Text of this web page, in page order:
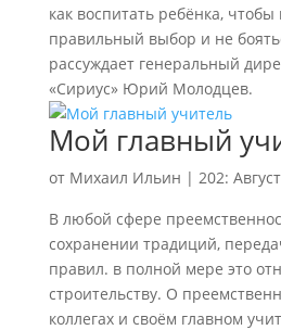
как воспитать ребёнка, чтобы
правильный выбор и не
рассуждает генеральный
«Сириус» Юрий Молодцев.
Мой главный
от Михаил Ильин | 202:
В любой сфере
сохранении традиций,
правил. в полной мере это
строительству. О
коллегах и своём главном